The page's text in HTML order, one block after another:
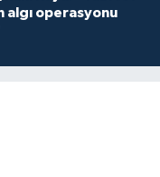
algı operasyonu